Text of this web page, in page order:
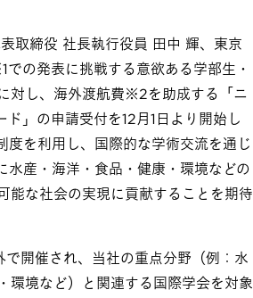
取締役 社長執行役員 田中 輝、東京
の発表に挑戦する意欲ある学部生・
対し、海外渡航費※2を助成する「ニ
ド」の申請受付を12月1日より開始し
度を利用し、国際的な学術交流を通じ
水産・海洋・食品・健康・環境などの
能な社会の実現に貢献することを期待
開催され、当社の重点分野（例：水
環境など）と関連する国際学会を対象